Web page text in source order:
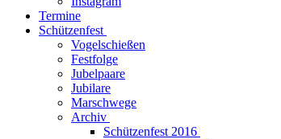
Termine
Schützenfest
Vogelschießen
Festfolge
Jubelpaare
Jubilare
Marschwege
Archiv
Schützenfest 2016